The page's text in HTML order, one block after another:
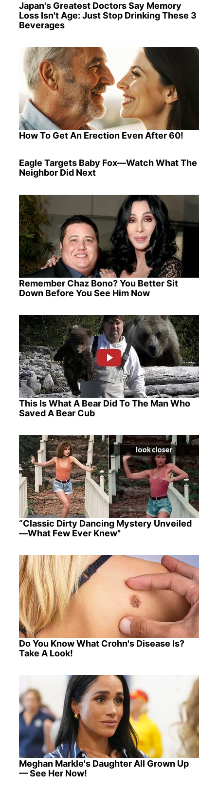
Japan's Greatest Doctors Say Memory
Loss Isn't Age: Just Stop Drinking These 3
Beverages
How To Get An Erection Even After 60!
Eagle Targets Baby Fox—Watch What The
Neighbor Did Next
Remember Chaz Bono? You Better Sit
Down Before You See Him Now
This Is What A Bear Did To The Man Who
Saved A Bear Cub
“Classic Dirty Dancing Mystery Unveiled
—What Few Ever Knew"
Do You Know What Crohn's Disease Is?
Take A Look!
Meghan Markle's Daughter All Grown Up
— See Her Now!